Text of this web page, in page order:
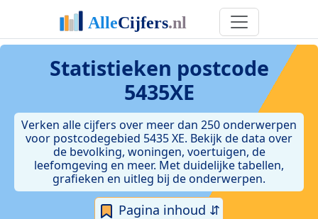
Statistieken postcode
5435XE
Verken alle cijfers over meer dan 250 onderwerpen
voor postcodegebied 5435 XE. Bekijk de data over
de bevolking, woningen, voertuigen, de
leefomgeving en meer. Met duidelijke tabellen,
grafieken en uitleg bij de onderwerpen.
Pagina inhoud ⇵